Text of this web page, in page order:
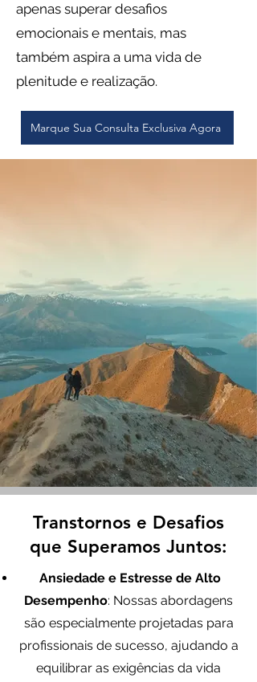
apenas superar desafios
emocionais e mentais, mas
também aspira a uma vida de
plenitude e realização.
Marque Sua Consulta Exclusiva Agora
Transtornos e Desafios
que Superamos Juntos:
Ansiedade e Estresse de Alto
Desempenho: Nossas abordagens
são especialmente projetadas para
profissionais de sucesso, ajudando a
equilibrar as exigências da vida